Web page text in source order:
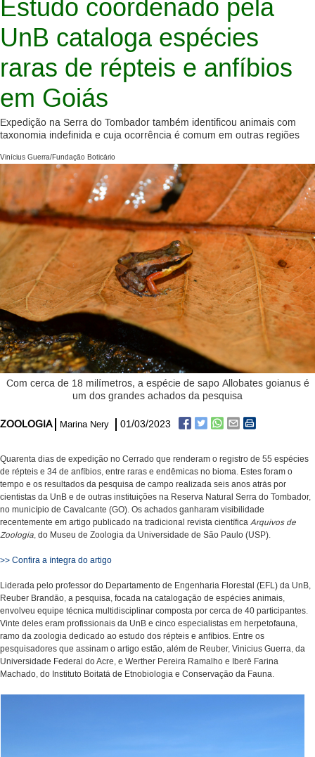
Estudo coordenado pela
UnB cataloga espécies
raras de répteis e anfíbios
em Goiás
Expedição na Serra do Tombador também identificou animais com
taxonomia indefinida e cuja ocorrência é comum em outras regiões
Vinícius Guerra/Fundação Boticário
Com cerca de 18 milímetros, a espécie de sapo Allobates goianus é
um dos grandes achados da pesquisa
ZOOLOGIA Marina Nery 01/03/2023
Quarenta dias de expedição no Cerrado que renderam o registro de 55 espécies
de répteis e 34 de anfíbios, entre raras e endêmicas no bioma. Estes foram o
tempo e os resultados da pesquisa de campo realizada seis anos atrás por
cientistas da UnB e de outras instituições na Reserva Natural Serra do Tombador,
no município de Cavalcante (GO). Os achados ganharam visibilidade
recentemente em artigo publicado na tradicional revista científica Arquivos de
Zoologia, do Museu de Zoologia da Universidade de São Paulo (USP).
>> Confira a íntegra do artigo
Liderada pelo professor do Departamento de Engenharia Florestal (EFL) da UnB,
Reuber Brandão, a pesquisa, focada na catalogação de espécies animais,
envolveu equipe técnica multidisciplinar composta por cerca de 40 participantes.
Vinte deles eram profissionais da UnB e cinco especialistas em herpetofauna,
ramo da zoologia dedicado ao estudo dos répteis e anfíbios. Entre os
pesquisadores que assinam o artigo estão, além de Reuber, Vinicius Guerra, da
Universidade Federal do Acre, e Werther Pereira Ramalho e Iberê Farina
Machado, do Instituto Boitatá de Etnobiologia e Conservação da Fauna.